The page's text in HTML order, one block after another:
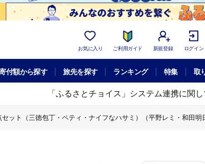
お気に入り ご利用ガイド 新規登録 ログイン
付額から探す 旅先を探す ランキング 特集 取
「ふるさとチョイス」システム連携に関し
セット（三徳包丁・ペティ・ナイフなハサミ）（平野レミ・和田